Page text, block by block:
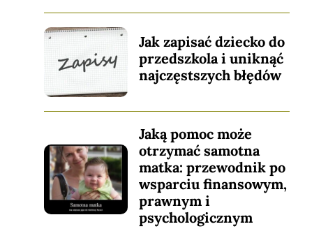
Jak zapisać dziecko do
przedszkola i uniknąć
najczęstszych błędów
Jaką pomoc może
otrzymać samotna
matka: przewodnik po
wsparciu finansowym,
prawnym i
psychologicznym